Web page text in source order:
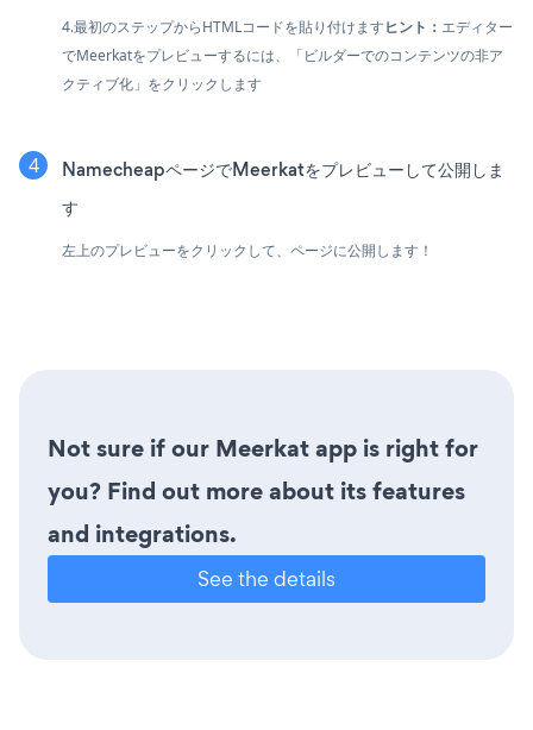
4.最初のステップからHTMLコードを貼り付けますヒント： エディター
でMeerkatをプレビューするには、「ビルダーでのコンテンツの非ア
クティブ化」をクリックします
NamecheapページでMeerkatをプレビューして公開しま
す
左上のプレビューをクリックして、ページに公開します！
Not sure if our Meerkat app is right for
you? Find out more about its features
and integrations.
See the details